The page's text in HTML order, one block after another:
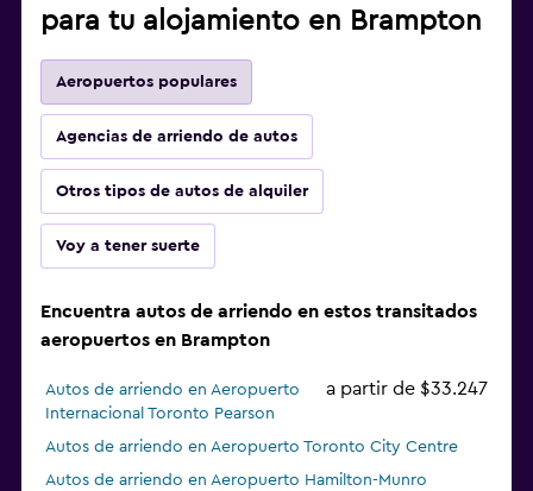
para tu alojamiento en Brampton
Aeropuertos populares
Agencias de arriendo de autos
Otros tipos de autos de alquiler
Voy a tener suerte
Encuentra autos de arriendo en estos transitados
aeropuertos en Brampton
Autos de arriendo en Aeropuerto
Internacional Toronto Pearson
a partir de $33.247
Autos de arriendo en Aeropuerto Toronto City Centre
Autos de arriendo en Aeropuerto Hamilton-Munro